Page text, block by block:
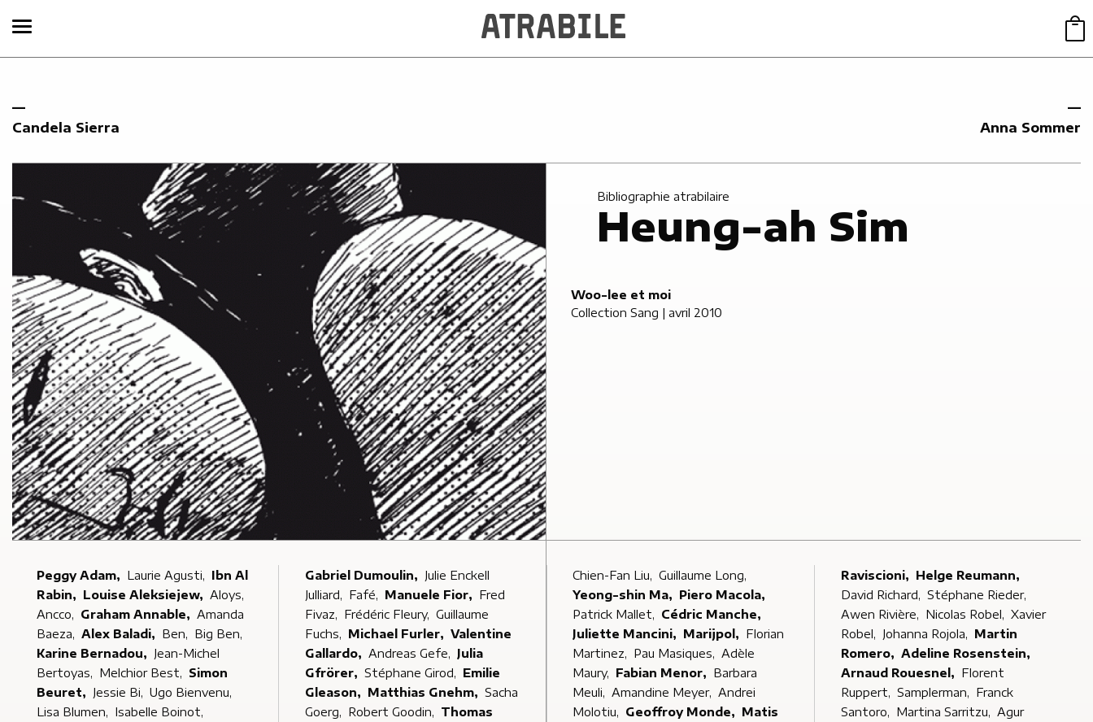
Candela Sierra Anna Sommer
Bibliographie atrabilaire
Heung-ah Sim
Woo-lee et moi
Collection Sang | avril 2010
Peggy Adam, Laurie Agusti, Ibn Al
Rabin,
Louise Aleksiejew, Aloys,
Ancco, Graham Annable, Amanda
Baeza, Alex Baladi, Ben, Big Ben,
Karine Bernadou, Jean-Michel
Bertoyas, Melchior Best, Simon
Beuret, Jessie Bi, Ugo Bienvenu,
Lisa Blumen, Isabelle Boinot,
Gabriel Dumoulin, Julie Enckell
Julliard, Fafé, Manuele Fior, Fred
Fivaz, Frédéric Fleury, Guillaume
Fuchs,
Michael Furler, Valentine
Gallardo, Andreas Gefe, Julia
Gfrörer, Stéphane Girod, Emilie
Gleason, Matthias Gnehm, Sacha
Goerg, Robert Goodin, Thomas
Chien-Fan Liu, Guillaume Long,
Yeong-shin Ma, Piero Macola,
Patrick Mallet, Cédric Manche,
Juliette Mancini, Marijpol, Florian
Martinez, Pau Masiques, Adèle
Maury, Fabian Menor, Barbara
Meuli, Amandine Meyer, Andrei
Molotiu,
Geoffroy Monde, Matis
Raviscioni, Helge Reumann,
David Richard, Stéphane Rieder,
Awen Rivière, Nicolas Robel, Xavier
Robel, Johanna Rojola, Martin
Romero, Adeline Rosenstein,
Arnaud Rouesnel, Florent
Ruppert, Samplerman, Franck
Santoro, Martina Sarritzu, Agur